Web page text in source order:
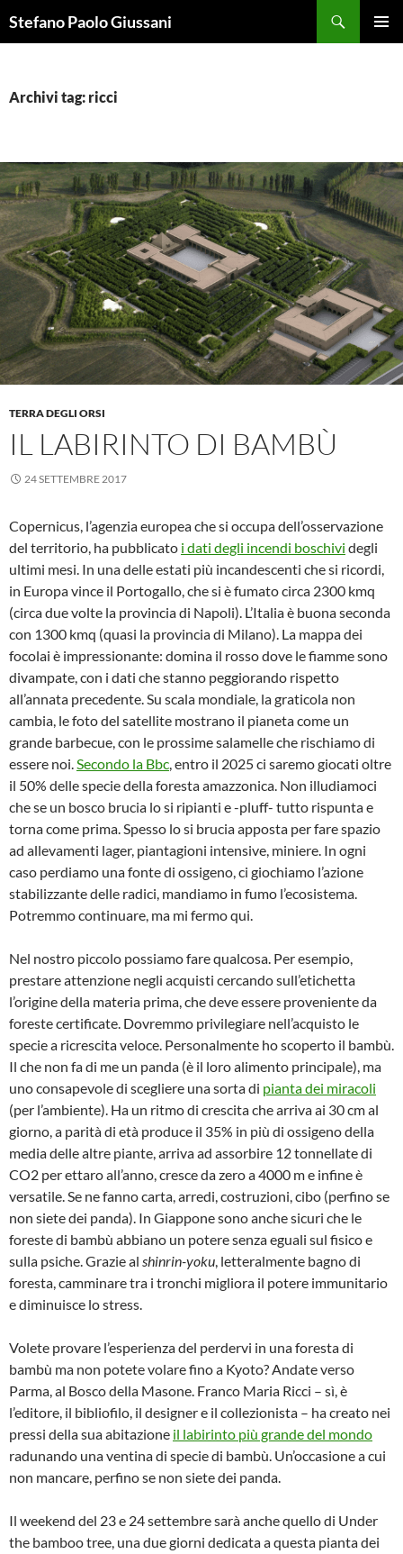
alStefano Paolo Giussani
Archivi tag: ricci
TERRA DEGLI ORSI
IL LABIRINTO DI BAMBÙ
24 SETTEMBRE 2017
Copernicus, l’agenzia europea che si occupa dell’osservazione
del territorio, ha pubblicato i dati degli incendi boschivi degli
ultimi mesi. In una delle estati più incandescenti che si ricordi,
in Europa vince il Portogallo, che si è fumato circa 2300 kmq
(circa due volte la provincia di Napoli). L’Italia è buona seconda
con 1300 kmq (quasi la provincia di Milano). La mappa dei
focolai è impressionante: domina il rosso dove le fiamme sono
divampate, con i dati che stanno peggiorando rispetto
all’annata precedente. Su scala mondiale, la graticola non
cambia, le foto del satellite mostrano il pianeta come un
grande barbecue, con le prossime salamelle che rischiamo di
essere noi.Secondo la Bbc, entro il 2025 ci saremo giocati oltre
il 50% delle specie della foresta amazzonica. Non illudiamoci
che se un bosco brucia lo si ripianti e -pluff- tutto rispunta e
torna come prima. Spesso lo si brucia apposta per fare spazio
ad allevamenti lager, piantagioni intensive, miniere. In ogni
caso perdiamo una fonte di ossigeno, ci giochiamo l’azione
stabilizzante delle radici, mandiamo in fumo l’ecosistema.
Potremmo continuare, ma mi fermo qui.
Nel nostro piccolo possiamo fare qualcosa. Per esempio,
prestare attenzione negli acquisti cercando sull’etichetta
l’origine della materia prima, che deve essere proveniente da
foreste certificate. Dovremmo privilegiare nell’acquisto le
specie a ricrescita veloce. Personalmente ho scoperto il bambù.
Il che non fa di me un panda (è il loro alimento principale), ma
uno consapevole di scegliere una sorta di pianta dei miracoli
(per l’ambiente). Ha un ritmo di crescita che arriva ai 30 cm al
giorno, a parità di età produce il 35% in più di ossigeno della
media delle altre piante, arriva ad assorbire 12 tonnellate di
CO2 per ettaro all’anno, cresce da zero a 4000 m e infine è
versatile. Se ne fanno carta, arredi, costruzioni, cibo (perfino se
non siete dei panda). In Giappone sono anche sicuri che le
foreste di bambù abbiano un potere senza eguali sul fisico e
sulla psiche. Grazie al shinrin-yoku, letteralmente bagno di
foresta, camminare tra i tronchi migliora il potere immunitario
e diminuisce lo stress.
Volete provare l’esperienza del perdervi in una foresta di
bambù ma non potete volare fino a Kyoto? Andate verso
Parma, al Bosco della Masone. Franco Maria Ricci – sì, è
l’editore, il bibliofilo, il designer e il collezionista – ha creato nei
pressi della sua abitazione il labirinto più grande del mondo
radunando una ventina di specie di bambù. Un’occasione a cui
non mancare, perfino se non siete dei panda.
Il weekend del 23 e 24 settembre sarà anche quello di Under
the bamboo tree, una due giorni dedicata a questa pianta dei